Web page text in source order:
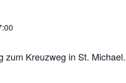
zum Kreuzweg in St.